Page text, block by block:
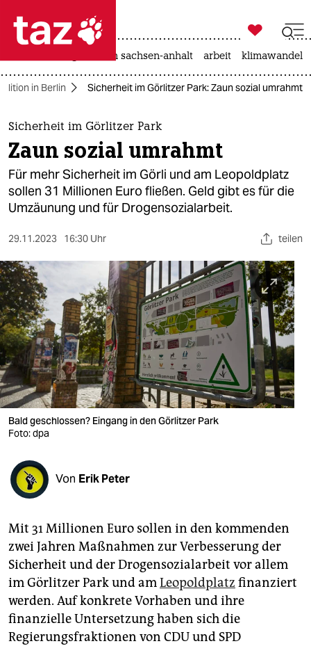
 taz zahl ich
taz zahl ich
themen
politik
öko
gesellschaft
sport
berlin
nord
wahrheit
verlag
verlag
veranstaltungen
shop
unterstützen
abo
genossenschaft
epaper login

taz zahl ich
landtagswahl in sachsen-anhalt arbeit klimawandel
in Berlin Sicherheit im Görlitzer Park: Zaun sozial umrahmt
Sicherheit im Görlitzer Park
Zaun sozial umrahmt
Für mehr Sicherheit im Görli und am Leopoldplatz
sollen 31 Millionen Euro fließen. Geld gibt es für die
Umzäunung und für Drogensozialarbeit.
29.11.2023 16:30 Uhr teilen
Bald geschlossen? Eingang in den Görlitzer Park
Foto: dpa
Von Erik Peter
Mit 31 Millionen Euro sollen in den kommenden
zwei Jahren Maßnahmen zur Verbesserung der
Sicherheit und der Drogensozialarbeit vor allem
im Görlitzer Park und amLeo­poldplatz finanziert
werden. Auf konkrete Vorhaben und ihre
finanzielle Untersetzung haben sich die
Regierungsfraktionen von CDU und SPD